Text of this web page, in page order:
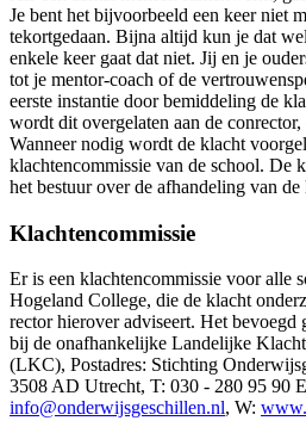
Je bent het bijvoorbeeld een keer niet
tekortgedaan. Bijna altijd kun je dat
enkele keer gaat dat niet. Jij en je
tot je mentor-coach of de
eerste instantie door bemiddeling de
wordt dit overgelaten aan de
Wanneer nodig wordt de klacht
klachtencommissie van de school. De
het bestuur over de afhandeling van de
Klachtencommissie
Er is een klachtencommissie voor alle
Hogeland College, die de klacht
rector hierover adviseert. Het bevoegd
bij de onafhankelijke Landelijke
(LKC), Postadres: Stichting
3508 AD Utrecht, T: 030 - 280 95 90
info@onderwijsgeschillen.nl, W: